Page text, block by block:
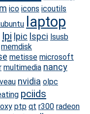
ico icons icoutils
laptop
lpi lpic lspci lsusb
memdisk
metisse microsoft
multimedia nancy
nvidia olpc
pciids
ptp qt r300 radeon